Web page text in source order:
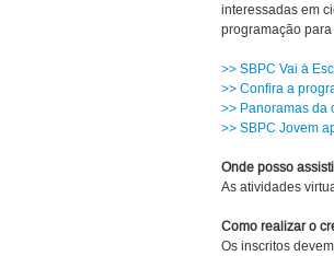
interessadas em
programação
>> SBPC Vai à
>> Confira a
>> Panoramas da
>> SBPC Jovem
Onde posso
As atividades
Como realizar o
Os inscritos